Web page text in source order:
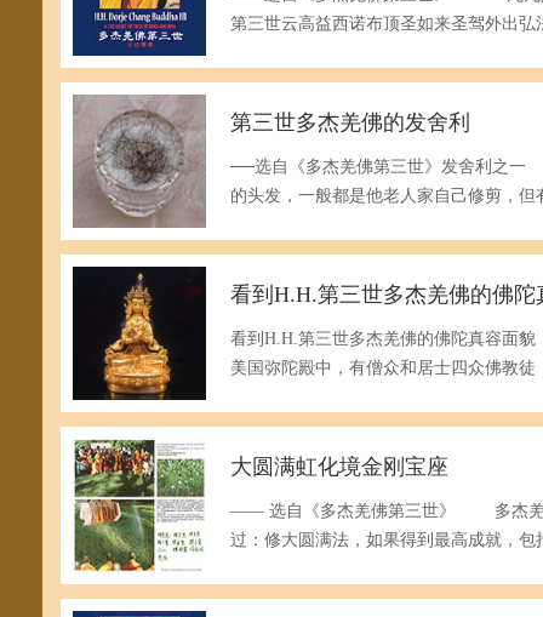
第三世云高益西诺布顶圣如来圣驾外出弘
第三世多杰羌佛的发舍利
──选自《多杰羌佛第三世》发舍利之
的头发，一般都是他老人家自己修剪，但
看到H.H.第三世多杰羌佛的佛陀
看到H.H.第三世多杰羌佛的佛陀真容面
美国弥陀殿中，有僧众和居士四众佛教徒
大圆满虹化境金刚宝座
—— 选自《多杰羌佛第三世》 多杰羌
过：修大圆满法，如果得到最高成就，包